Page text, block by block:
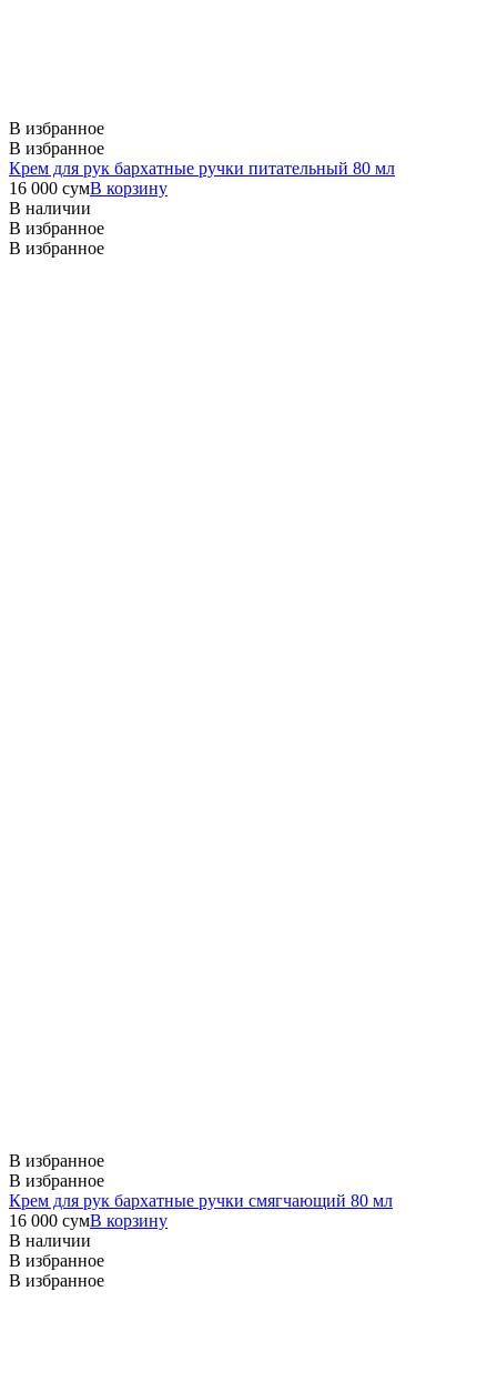
В избранное
В избранное
Крем для рук бархатные ручки питательный 80 мл
16 000 сумВ корзину
В наличии
В избранное
В избранное
В избранное
В избранное
Крем для рук бархатные ручки смягчающий 80 мл
16 000 сумВ корзину
В наличии
В избранное
В избранное